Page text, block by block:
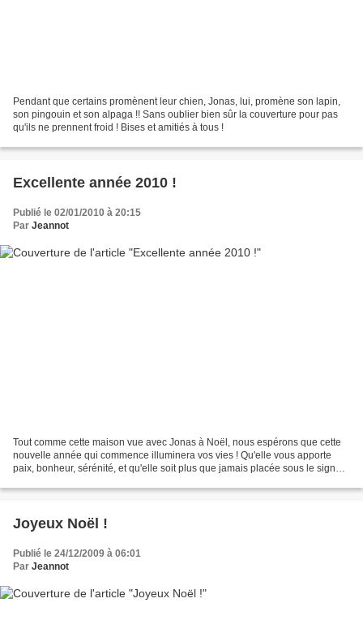
Pendant que certains promènent leur chien, Jonas, lui, promène son lapin,
son pingouin et son alpaga !! Sans oublier bien sûr la couverture pour pas
qu'ils ne prennent froid ! Bises et amitiés à tous !
Excellente année 2010 !
Publié le 02/01/2010 à 20:15
Par Jeannot
Tout comme cette maison vue avec Jonas à Noël, nous espérons que cette
nouvelle année qui commence illuminera vos vies ! Qu'elle vous apporte
paix, bonheur, sérénité, et qu'elle soit plus que jamais placée sous le signe
Joyeux Noël !
Publié le 24/12/2009 à 06:01
Par Jeannot